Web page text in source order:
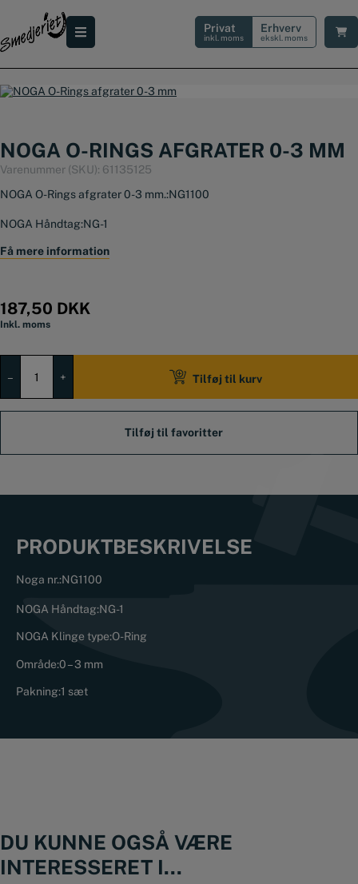
indholdet
Privat
inkl. moms
Erhverv
ekskl. moms
NOGA O-RINGS AFGRATER 0-3 MM
Varenummer (SKU): 61135125
NOGA O-Rings afgrater 0-3 mm.:NG1100
NOGA Håndtag:NG-1
NOGA Klinge type:O-Ring
Pakning:1 sæt
Få mere information
187,50 DKK
Inkl. moms
–
afgrater
0-
antal
+ Tilføj til kurv
PRODUKTBESKRIVELSE
Noga nr.:NG1100
NOGA Håndtag:NG-1
NOGA Klinge type:O-Ring
Område:0 – 3 mm
Pakning:1 sæt
DU KUNNE OGSÅ VÆRE
INTERESSERET I...